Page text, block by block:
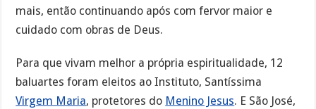
mais, então continuando após com fervor maior e
cuidado com obras de Deus.
Para que vivam melhor a própria espiritualidade, 12
baluartes foram eleitos ao Instituto, Santíssima
Virgem Maria, protetores do Menino Jesus. E São José,